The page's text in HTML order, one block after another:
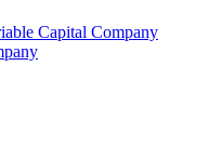
Capital Company